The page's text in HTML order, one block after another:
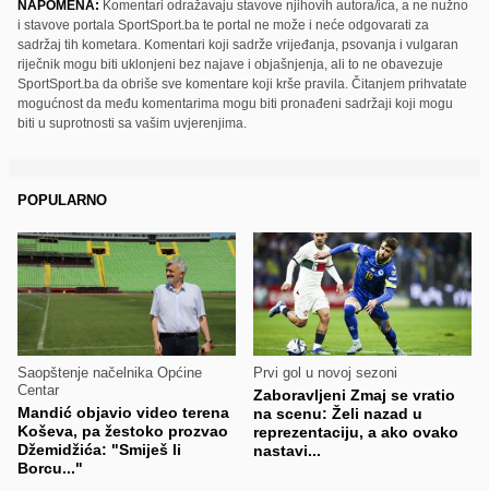
NAPOMENA: Komentari odražavaju stavove njihovih autora/ica, a ne nužno
i stavove portala SportSport.ba te portal ne može i neće odgovarati za
sadržaj tih kometara. Komentari koji sadrže vrijeđanja, psovanja i vulgaran
riječnik mogu biti uklonjeni bez najave i objašnjenja, ali to ne obavezuje
SportSport.ba da obriše sve komentare koji krše pravila. Čitanjem prihvatate
mogućnost da među komentarima mogu biti pronađeni sadržaji koji mogu
biti u suprotnosti sa vašim uvjerenjima.
POPULARNO
Saopštenje načelnika Općine
Centar
Mandić objavio video terena
Koševa, pa žestoko prozvao
Džemidžića: "Smiješ li
Borcu..."
Prvi gol u novoj sezoni
Zaboravljeni Zmaj se vratio
na scenu: Želi nazad u
reprezentaciju, a ako ovako
nastavi...